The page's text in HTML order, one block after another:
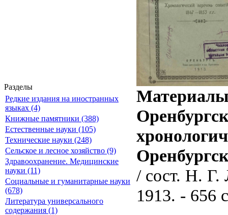
Разделы
Редкие издания на иностранных
языках (4)
Книжные памятники (388)
Естественные науки (105)
Технические науки (248)
Сельское и лесное хозяйство (9)
Здравоохранение. Медицинские
науки (11)
Социальные и гуманитарные науки
(678)
Литература универсального
содержания (1)
Материалы
/ сост. Н. Г.
1913. - 656